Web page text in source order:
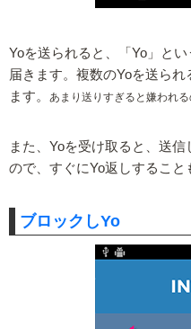
Yoを送られると、「Yo」と
届きます。複数のYoを送ら
ます。
あまり送りすぎると嫌われる
また、Yoを受け取ると、送
ので、すぐにYo返しすること
ブロックしYo